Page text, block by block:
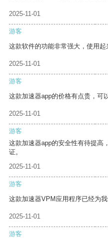
2025-11-01
游客
这款软件的功能非常强大，使用起
2025-11-01
游客
这款加速器app的价格有点贵，可
2025-11-01
游客
这款加速器app的安全性有待提高
证。
2025-11-01
游客
这款加速器VPM应用程序已经为
2025-11-01
游客